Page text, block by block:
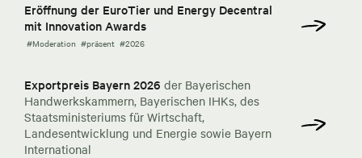
Eröffnung der EuroTier und Energy Decentral
mit Innovation Awards
#Moderation #präsent #2026
Exportpreis Bayern 2026 der Bayerischen
Handwerkskammern, Bayerischen IHKs, des
Staatsministeriums für Wirtschaft,
Landesentwicklung und Energie sowie Bayern
International